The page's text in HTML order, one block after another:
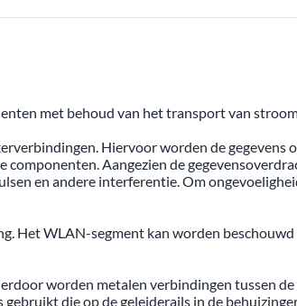
met behoud van het transport van stroom
Hiervoor worden de gegevens
Aangezien de
en andere interferentie. Om
Het WLAN-segment kan worden
worden metalen verbindingen tussen
die op de geleiderails in de